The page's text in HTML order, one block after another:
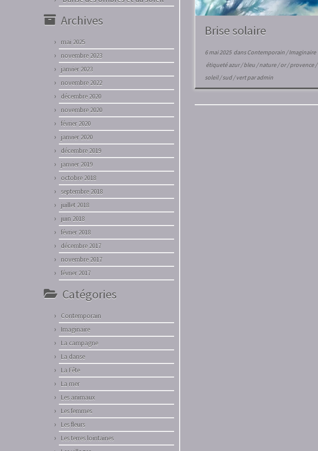
Archives
mai 2025
novembre 2023
janvier 2023
novembre 2022
décembre 2020
novembre 2020
février 2020
janvier 2020
décembre 2019
janvier 2019
octobre 2018
septembre 2018
juillet 2018
juin 2018
février 2018
décembre 2017
novembre 2017
février 2017
Catégories
Contemporain
Imaginaire
La campagne
La danse
La Fête
La mer
Les animaux
Les femmes
Les fleurs
Les terres lointaines
Brise solaire
6 mai 2025dansContemporain /Imaginaire
étiquetéazur/bleu /nature/or/provence/
soleil/sud/vertparadmin